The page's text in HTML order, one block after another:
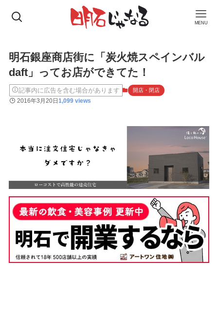
MENU
明石銀座商店街に「炭火焼スペインバル
daft」ってお店ができてた！
記事内に広告を含む場合があります 開店・閉店
2016年3月20日1,099 views